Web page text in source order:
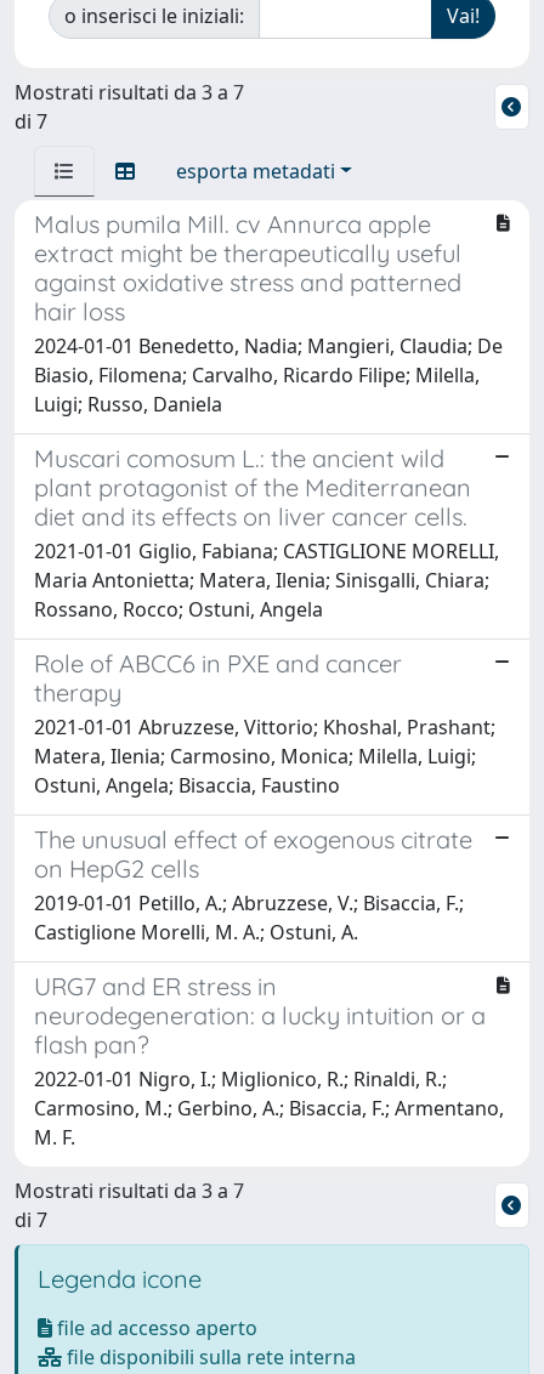
o inserisci le iniziali:
Mostrati risultati da 3 a 7
di 7
esporta metadati
Malus pumila Mill. cv Annurca apple
extract might be therapeutically useful
against oxidative stress and patterned
hair loss
2024-01-01 Benedetto, Nadia; Mangieri, Claudia; De
Biasio, Filomena; Carvalho, Ricardo Filipe; Milella,
Luigi; Russo, Daniela
Muscari comosum L.: the ancient wild
plant protagonist of the Mediterranean
diet and its effects on liver cancer cells.
2021-01-01 Giglio, Fabiana; CASTIGLIONE MORELLI,
Maria Antonietta; Matera, Ilenia; Sinisgalli, Chiara;
Rossano, Rocco; Ostuni, Angela
Role of ABCC6 in PXE and cancer
therapy
2021-01-01 Abruzzese, Vittorio; Khoshal, Prashant;
Matera, Ilenia; Carmosino, Monica; Milella, Luigi;
Ostuni, Angela; Bisaccia, Faustino
The unusual effect of exogenous citrate
on HepG2 cells
2019-01-01 Petillo, A.; Abruzzese, V.; Bisaccia, F.;
Castiglione Morelli, M. A.; Ostuni, A.
URG7 and ER stress in
neurodegeneration: a lucky intuition or a
flash pan?
2022-01-01 Nigro, I.; Miglionico, R.; Rinaldi, R.;
Carmosino, M.; Gerbino, A.; Bisaccia, F.; Armentano,
M. F.
Mostrati risultati da 3 a 7
di 7
Legenda icone
file ad accesso aperto
file disponibili sulla rete interna